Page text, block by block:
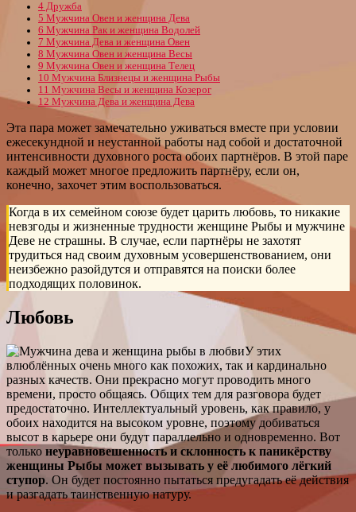
4 Дружба
5 Мужчина Овен и женщина Дева
6 Мужчина Рак и женщина Водолей
7 Мужчина Дева и женщина Овен
8 Мужчина Овен и женщина Весы
9 Мужчина Овен и женщина Телец
10 Мужчина Близнецы и женщина Рыбы
11 Мужчина Весы и женщина Козерог
12 Мужчина Дева и женщина Дева
Эта пара может замечательно уживаться вместе при условии
ежесекундной и неустанной работы над собой и достаточной
интенсивности духовного роста обоих партнёров. В этой паре
каждый может многое предложить партнёру, если он,
конечно, захочет этим воспользоваться.
Когда в их семейном союзе будет царить любовь, то никакие
невзгоды и жизненные трудности женщине Рыбы и мужчине
Деве не страшны. В случае, если партнёры не захотят
трудиться над своим духовным усовершенствованием, они
неизбежно разойдутся и отправятся на поиски более
подходящих половинок.
Любовь
У этих
влюблённых очень много как похожих, так и кардинально
разных качеств. Они прекрасно могут проводить много
времени, просто общаясь. Общих тем для разговора будет
предостаточно. Интеллектуальный уровень, как правило, у
обоих находится на высоком уровне, поэтому добиваться
высот в карьере они будут параллельно и одновременно. Вот
только неуравновешенность и склонность к паникёрству
женщины Рыбы может вызывать у её любимого лёгкий
ступор. Он будет постоянно пытаться предугадать её действия
и разгадать таинственную натуру.